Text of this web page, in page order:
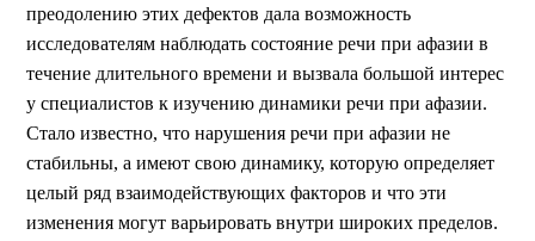
преодолению этих дефектов дала возможность
исследователям наблюдать состояние речи при афазии в
течение длительного времени и вызвала большой интерес
у специалистов к изучению динамики речи при афазии.
Стало известно, что нарушения речи при афазии не
стабильны, а имеют свою динамику, которую определяет
целый ряд взаимодействующих факторов и что эти
изменения могут варьировать внутри широких пределов.